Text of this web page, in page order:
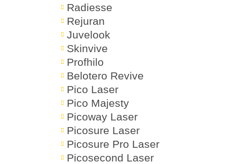
Radiesse
Rejuran
Juvelook
Skinvive
Profhilo
Belotero Revive
Pico Laser
Pico Majesty
Picoway Laser
Picosure Laser
Picosure Pro Laser
Picosecond Laser
ปากทรงมาสด้า คืออะไร? มีลักษณ
ทีมผู้เชี่ยวชาญ ROMRAWIN CLINIC
ปากมาสด้า